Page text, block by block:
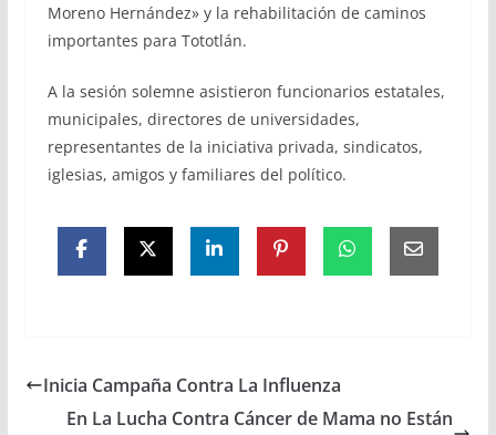
Moreno Hernández» y la rehabilitación de caminos
importantes para Tototlán.
A la sesión solemne asistieron funcionarios estatales,
municipales, directores de universidades,
representantes de la iniciativa privada, sindicatos,
iglesias, amigos y familiares del político.
Inicia Campaña Contra La Influenza
En La Lucha Contra Cáncer de Mama no Están